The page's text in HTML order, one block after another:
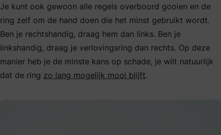
Je kunt ook gewoon alle regels overboord gooien en de
ring zelf om de hand doen die het minst gebruikt wordt.
Ben je rechtshandig, draag hem dan links. Ben je
linkshandig, draag je verlovingsring dan rechts. Op deze
manier heb je de minste kans op schade, je wilt natuurlijk
dat de ring zo lang mogelijk mooi blijft.